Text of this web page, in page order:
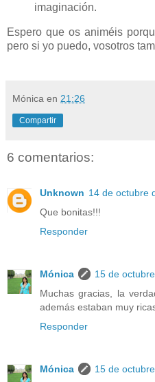
imaginación.
Espero que os animéis
pero si yo puedo, vosotros
Mónica en 21:26
Compartir
6 comentarios:
Unknown 14 de octubre
Que bonitas!!!
Responder
Mónica
15 de
Muchas gracias, la
además estaban muy
Responder
Mónica
15 de